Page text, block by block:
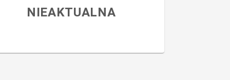
NIEAKTUALNA